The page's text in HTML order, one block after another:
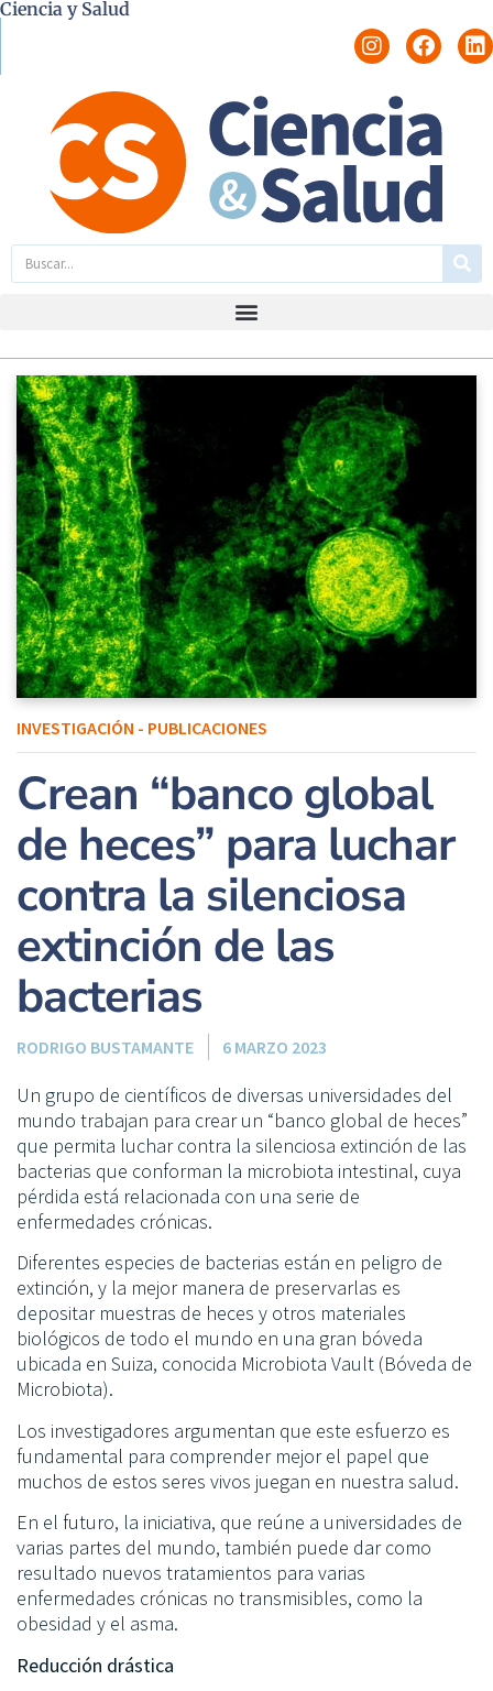
Ciencia y Salud
INVESTIGACIÓN - PUBLICACIONES
Crean “banco global
de heces” para luchar
contra la silenciosa
extinción de las
bacterias
RODRIGO BUSTAMANTE 6 MARZO 2023
Un grupo de científicos de diversas universidades del
mundo trabajan para crear un “banco global de heces”
que permita luchar contra la silenciosa extinción de las
bacterias que conforman la microbiota intestinal, cuya
pérdida está relacionada con una serie de
enfermedades crónicas.
Diferentes especies de bacterias están en peligro de
extinción, y la mejor manera de preservarlas es
depositar muestras de heces y otros materiales
biológicos de todo el mundo en una gran bóveda
ubicada en Suiza, conocida Microbiota Vault (Bóveda de
Microbiota).
Los investigadores argumentan que este esfuerzo es
fundamental para comprender mejor el papel que
muchos de estos seres vivos juegan en nuestra salud.
En el futuro, la iniciativa, que reúne a universidades de
varias partes del mundo, también puede dar como
resultado nuevos tratamientos para varias
enfermedades crónicas no transmisibles, como la
obesidad y el asma.
Reducción drástica